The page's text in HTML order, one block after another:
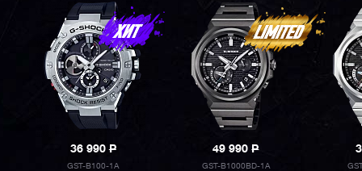
36 990P
GST-B100-1A
49 990P
GST-B1000BD-1A